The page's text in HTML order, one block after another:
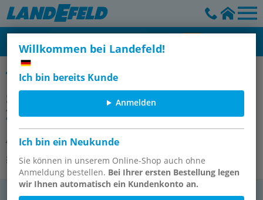
Willkommen bei Landefeld!
Ich bin bereits Kunde
Anmelden
Ich bin ein Neukunde
Sie können in unserem Online-Shop auch ohne
Anmeldung bestellen. Bei Ihrer ersten Bestellung legen
wir Ihnen automatisch ein Kundenkonto an.
Pneumatische Zylinderschalter für Rundzylinder bis Ø 100, Typ H
Spannband für pneumat.
Zylinderschalter
Artikelnummer: ZS PNEU SP
Andere Varianten des Artikels
MwSt.